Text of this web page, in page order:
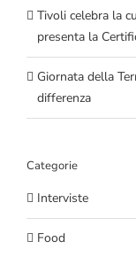
Tivoli celebra la
presenta la
Giornata della
differenza
Categorie
Interviste
Food